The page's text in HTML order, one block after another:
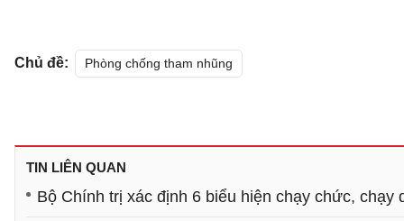
Chủ đề: Phòng chống tham nhũng
TIN LIÊN QUAN
Bộ Chính trị xác định 6 biểu hiện chạy chức, chạy